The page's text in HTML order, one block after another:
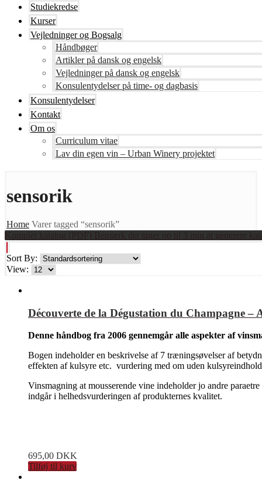
Studiekredse
Kurser
Vejledninger og Bogsalg
Håndbøger
Artikler på dansk og engelsk
Vejledninger på dansk og engelsk
Konsulentydelser på time- og dagbasis
Konsulentydelser
Kontakt
Om os
Curriculum vitae
Lav din egen vin – Urban Winery projektet
sensorik
Home Varer tagged “sensorik”
Sort By:
View:
Découverte de la Dégustation du Champagne
Denne håndbog fra 2006 gennemgår alle aspekter af
Bogen indeholder en beskrivelse af 7 træningsøvelser af
effekten af kulsyre etc. vurdering med om uden
Vinsmagning at mousserende vine indeholder jo andre
indgår i helhedsvurderingen af produkternes kvalitet.
695,00 DKK
Tilføj til kurv